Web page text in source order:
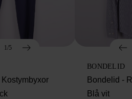
1/5
Kostymbyxor
BONDELID
Bondelid -
Blå vit